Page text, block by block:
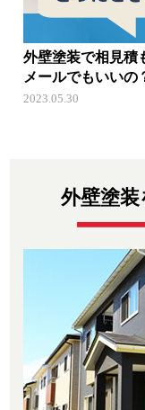
外壁塗装で相見積
メールでもいいの
2023.05.30
外壁塗